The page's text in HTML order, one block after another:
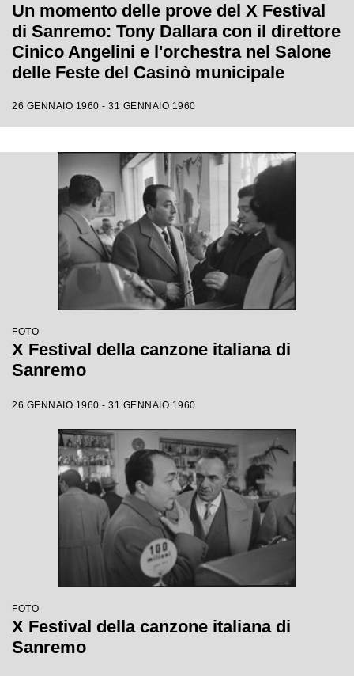
Un momento delle prove del X Festival
di Sanremo: Tony Dallara con il direttore
Cinico Angelini e l'orchestra nel Salone
delle Feste del Casinò municipale
26 GENNAIO 1960 - 31 GENNAIO 1960
FOTO
X Festival della canzone italiana di
Sanremo
26 GENNAIO 1960 - 31 GENNAIO 1960
FOTO
X Festival della canzone italiana di
Sanremo